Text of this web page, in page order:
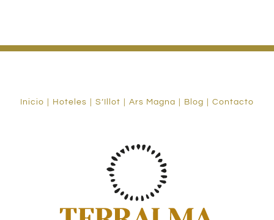
Inicio Hoteles S’Illot Ars Magna Blog Contacto